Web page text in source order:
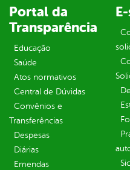
Portal da
Transparência
Educação
Saúde
Atos normativos
Central de Dúvidas
Convênios e
Transferências
Despesas
Diárias
Emendas